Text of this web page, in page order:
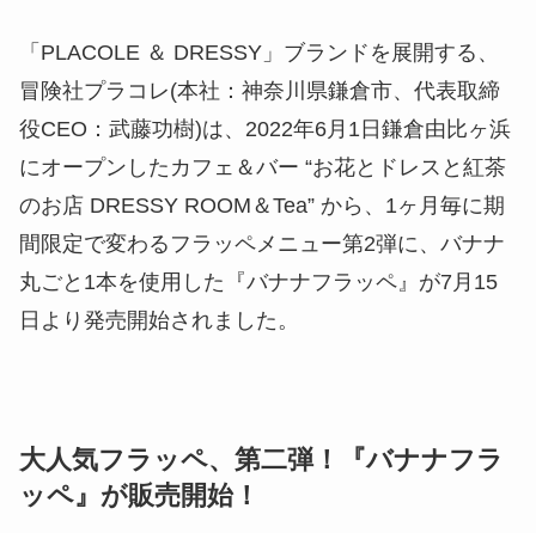
「PLACOLE ＆ DRESSY」ブランドを展開する、
冒険社プラコレ(本社：神奈川県鎌倉市、代表取締
役CEO：武藤功樹)は、2022年6月1日鎌倉由比ヶ浜
にオープンしたカフェ＆バー “お花とドレスと紅茶
のお店 DRESSY ROOM＆Tea” から、1ヶ月毎に期
間限定で変わるフラッペメニュー第2弾に、バナナ
丸ごと1本を使用した『バナナフラッペ』が7月15
日より発売開始されました。
大人気フラッペ、第二弾！『バナナフラ
ッペ』が販売開始！